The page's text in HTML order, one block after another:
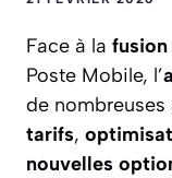
Face à la
Poste Mobile, l’
de nombreuses
tarifs,
nouvelles